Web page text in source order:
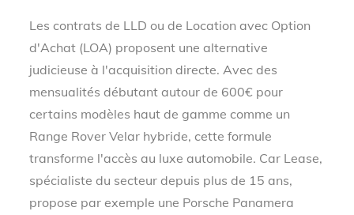
Les contrats de LLD ou de Location avec Option
d'Achat (LOA) proposent une alternative
judicieuse à l'acquisition directe. Avec des
mensualités débutant autour de 600€ pour
certains modèles haut de gamme comme un
Range Rover Velar hybride, cette formule
transforme l'accès au luxe automobile. Car Lease,
spécialiste du secteur depuis plus de 15 ans,
propose par exemple une Porsche Panamera